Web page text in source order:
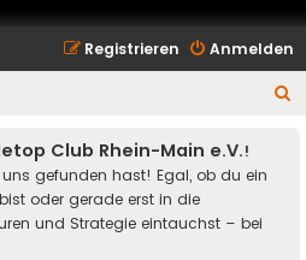
Anmelden
Registrieren
Club Rhein-Main e.V.!
gefunden hast! Egal, ob du ein
oder gerade erst in die
und Strategie eintauchst – bei